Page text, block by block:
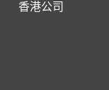
香港公司